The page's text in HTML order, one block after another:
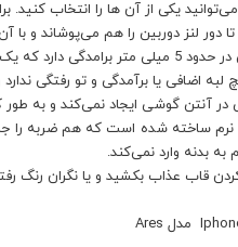
یکی از آن ها را انتخاب کنید.
به عمل می‌آورد.
اضافی یا برآمدگی و تو رفتگی‌
در آنتن گوشی ایجاد نمی‌کند و به
ساخته شده است که هم ضربه را
قاب عذاب بکشید و یا نگران رنگ‌